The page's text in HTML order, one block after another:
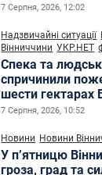
7 Серпня, 2026, 12:02
Надзвичайні ситуації
Вінниччини УКР.НЕТ
Спека та
спричинили
шести гектарах
7 Серпня, 2026, 10:52
Новини Новини
У п’ятницю
гроза, град та